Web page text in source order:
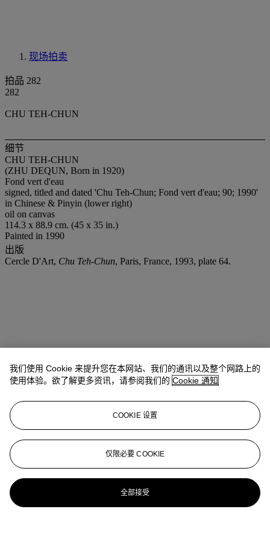
现场拍卖
拍品 282
282
CHU TEH-CHUN
细节
CHU TEH-CHUN
(ZHU DEQUN, Born in 1920)
Fond vert d'eau
signed, titled and dated 'Chu Teh-Chun; Fond vert d'eau; 90; 1990'
in Chinese & Pinyin (lower right)
oil on canvas
114.3 x 88.9 cm. (45 x 35 in.)
Painted in 1990
出版
Cercle D'Art, Chu Teh-Chun, Paris, France, 1993, plate 64.
我们使用 Cookie 来提升您在本网站、我们的通讯以及整个网路上的
使用体验。欲了解更多资讯，请参阅我们的 Cookie 通知
COOKIE 设置
仅限必要 COOKIE
全部接受